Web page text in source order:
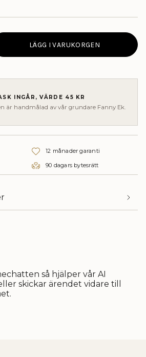
LÄGG I VARUKORGEN
INGÅR, VÄRDE 45 KR
är handmålad av vår grundare Fanny Ek.
12 månader garanti
90 dagars bytesrätt
så hjälper vår AI
skickar ärendet vidare till